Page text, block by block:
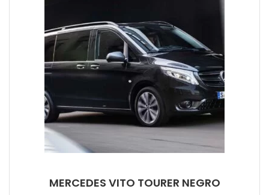
MERCEDES VITO TOURER NEGRO